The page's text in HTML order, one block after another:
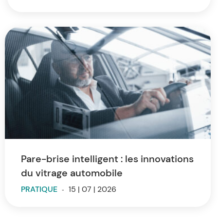
Pare-brise intelligent : les innovations
du vitrage automobile
PRATIQUE - 15 | 07 | 2026